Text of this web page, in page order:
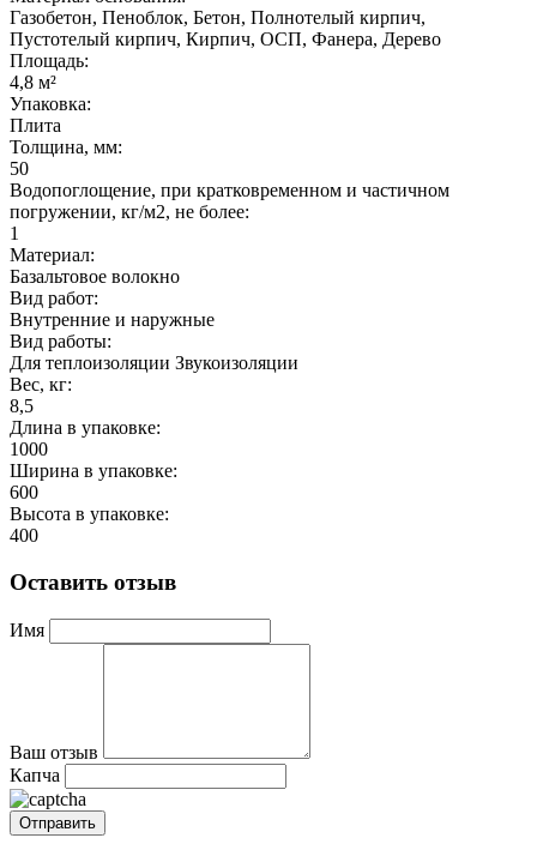
Газобетон, Пеноблок, Бетон, Полнотелый кирпич,
Пустотелый кирпич, Кирпич, ОСП, Фанера, Дерево
Площадь:
4,8 м²
Упаковка:
Плита
Толщина, мм:
50
Водопоглощение, при кратковременном и частичном
погружении, кг/м2, не более:
1
Материал:
Базальтовое волокно
Вид работ:
Внутренние и наружные
Вид работы:
Для теплоизоляции Звукоизоляции
Вес, кг:
8,5
Длина в упаковке:
1000
Ширина в упаковке:
600
Высота в упаковке:
400
Оставить отзыв
Имя
Ваш отзыв
Капча